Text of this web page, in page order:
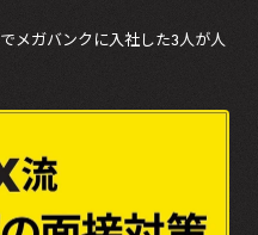
メガバンクに入社した3人が人